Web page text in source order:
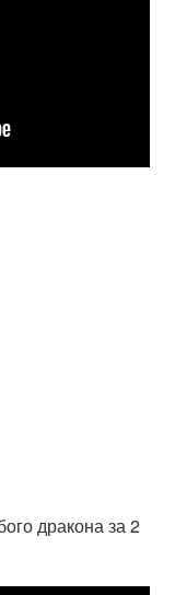
дракона за 2